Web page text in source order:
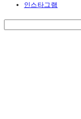
인스타그램